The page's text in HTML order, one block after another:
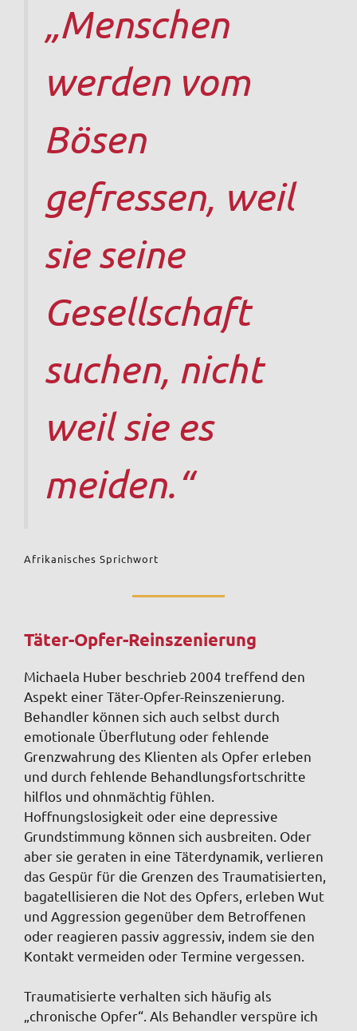
„Menschen
werden vom
Bösen
gefressen, weil
sie seine
Gesellschaft
suchen, nicht
weil sie es
meiden.“
Afrikanisches Sprichwort
Täter-Opfer-Reinszenierung
Michaela Huber beschrieb 2004 treffend den
Aspekt einer Täter-Opfer-Reinszenierung.
Behandler können sich auch selbst durch
emotionale Überflutung oder fehlende
Grenzwahrung des Klienten als Opfer erleben
und durch fehlende Behandlungsfortschritte
hilflos und ohnmächtig fühlen.
Hoffnungslosigkeit oder eine depressive
Grundstimmung können sich ausbreiten. Oder
aber sie geraten in eine Täterdynamik, verlieren
das Gespür für die Grenzen des Traumatisierten,
bagatellisieren die Not des Opfers, erleben Wut
und Aggression gegenüber dem Betroffenen
oder reagieren passiv aggressiv, indem sie den
Kontakt vermeiden oder Termine vergessen.
Traumatisierte verhalten sich häufig als
„chronische Opfer“. Als Behandler verspüre ich